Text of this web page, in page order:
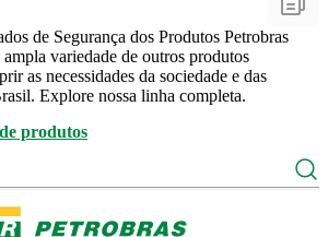
de Segurança dos Produtos Petrobras
variedade de outros produtos
as necessidades da sociedade e das
Explore nossa linha completa.
produtos